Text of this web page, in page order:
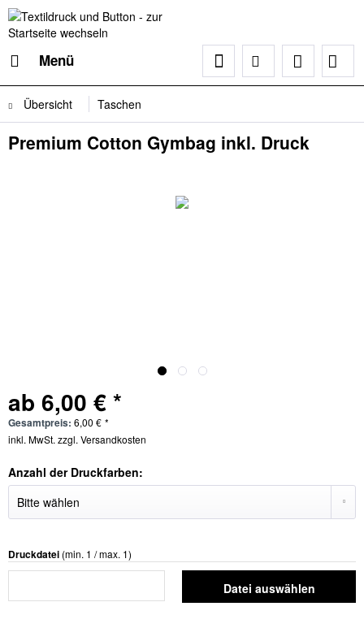
Menü
Übersicht Taschen
Premium Cotton Gymbag inkl. Druck
ab 6,00 € *
Gesamtpreis: 6,00 € *
inkl. MwSt. zzgl. Versandkosten
Anzahl der Druckfarben:
Druckdatei (min. 1 / max. 1)
Datei auswählen